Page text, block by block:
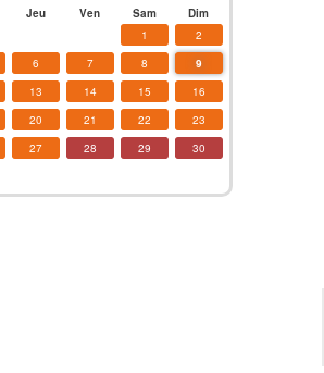
Jeu Ven Sam
Dim
1
2
6 7 8
9
13 14 15
16
20 21 22
23
27 28 29
30